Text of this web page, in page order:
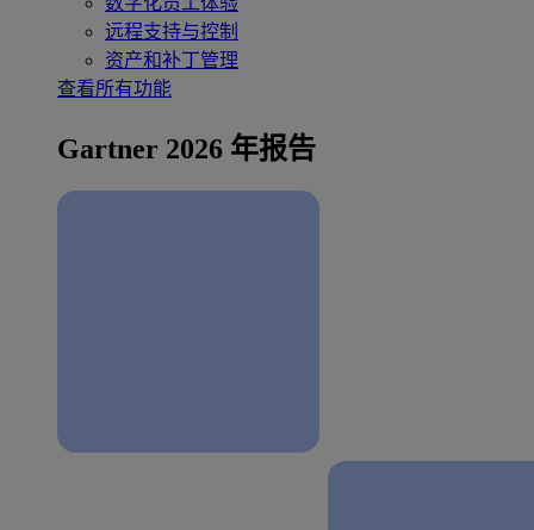
远程支持与控制
资产和补丁管理
查看所有功能
Gartner 2026 年报告